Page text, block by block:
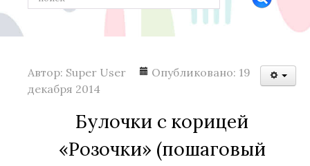
Кулинарные рецепты
Салаты
Сонник
Автор: Super User
Опубликовано: 19
декабря 2014
Булочки с корицей
«Розочки» (пошаговый